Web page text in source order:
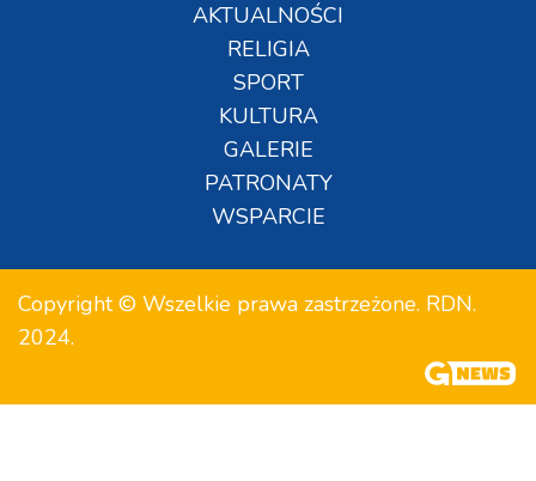
AKTUALNOŚCI
RELIGIA
SPORT
KULTURA
GALERIE
PATRONATY
WSPARCIE
Copyright © Wszelkie prawa zastrzeżone. RDN.
2024.